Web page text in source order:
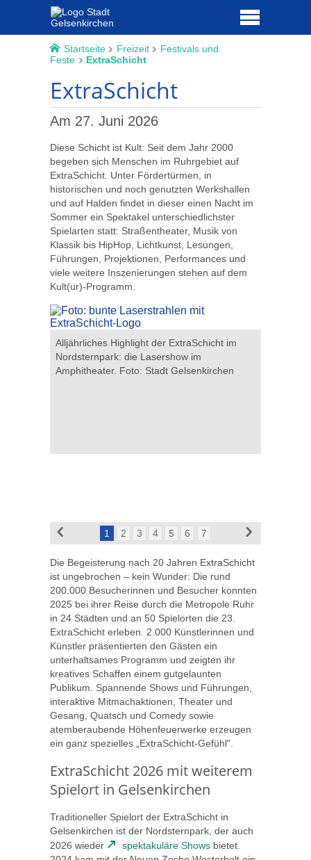
Startseite Freizeit
Festivals und
Feste
ExtraSchicht
ExtraSchicht
Am 27. Juni 2026
Diese Schicht ist Kult: Seit dem Jahr 2000
begeben sich Menschen im Ruhrgebiet auf
ExtraSchicht. Unter Fördertürmen, in
historischen und noch genutzten Werkshallen
und auf Halden findet in dieser einen Nacht im
Sommer ein Spektakel unterschiedlichster
Spielarten statt: Straßentheater, Musik von
Klassik bis HipHop, Lichtkunst, Lesungen,
Führungen, Projektionen, Performances und
viele weitere Inszenierungen stehen auf dem
Kult(ur)-Programm.
Alljährliches Highlight der ExtraSchicht im
Nordsternpark: die Lasershow im
Amphitheater. Foto: Stadt Gelsenkirchen
1 2 3 4 5 6 7
Die Begeisterung nach 20 Jahren ExtraSchicht
ist ungebrochen – kein Wunder: Die rund
200.000 Besucherinnen und Besucher konnten
2025 bei ihrer Reise durch die Metropole Ruhr
in 24 Städten und an 50 Spielorten die 23.
ExtraSchicht erleben. 2.000 Künstlerinnen und
Künstler präsentierten den Gästen ein
unterhaltsames Programm und zeigten ihr
kreatives Schaffen einem gutgelaunten
Publikum. Spannende Shows und Führungen,
interaktive Mitmachaktionen, Theater und
Gesang, Quatsch und Comedy sowie
atemberaubende Höhenfeuerwerke erzeugen
ein ganz spezielles „ExtraSchicht-Gefühl".
ExtraSchicht 2026 mit weiterem
Spielort in Gelsenkirchen
Traditioneller Spielort der ExtraSchicht in
Gelsenkirchen ist der Nordsternpark, der auch
2026 wieder
spektakuläre Shows bietet.